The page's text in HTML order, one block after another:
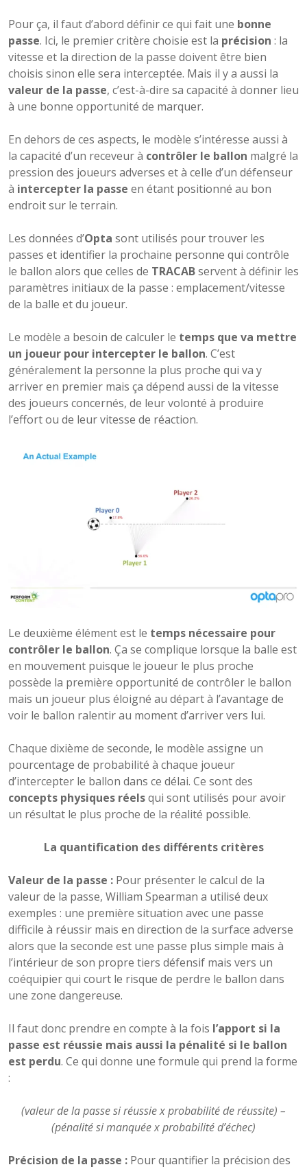
Pour ça, il faut d’abord définir ce qui fait une bonne
passe. Ici, le premier critère choisie est la précision : la
vitesse et la direction de la passe doivent être bien
choisis sinon elle sera interceptée. Mais il y a aussi la
valeur de la passe, c’est-à-dire sa capacité à donner lieu
à une bonne opportunité de marquer.
En dehors de ces aspects, le modèle s’intéresse aussi à
la capacité d’un receveur à contrôler le ballon malgré la
pression des joueurs adverses et à celle d’un défenseur
à intercepter la passe en étant positionné au bon
endroit sur le terrain.
Les données d’Opta sont utilisés pour trouver les
passes et identifier la prochaine personne qui contrôle
le ballon alors que celles de TRACABservent à définir les
paramètres initiaux de la passe : emplacement/vitesse
de la balle et du joueur.
Le modèle a besoin de calculer le temps que va mettre
un joueur pour intercepter le ballon. C’est
généralement la personne la plus proche qui va y
arriver en premier mais ça dépend aussi de la vitesse
des joueurs concernés, de leur volonté à produire
l’effort ou de leur vitesse de réaction.
Le deuxième élément est le temps nécessaire pour
contrôler le ballon. Ça se complique lorsque la balle est
en mouvement puisque le joueur le plus proche
possède la première opportunité de contrôler le ballon
mais un joueur plus éloigné au départ à l’avantage de
voir le ballon ralentir au moment d’arriver vers lui.
Chaque dixième de seconde, le modèle assigne un
pourcentage de probabilité à chaque joueur
d’intercepter le ballon dans ce délai. Ce sont des
concepts physiques réelsqui sont utilisés pour avoir
un résultat le plus proche de la réalité possible.
La quantification des différents critères
Valeur de la passe : Pour présenter le calcul de la
valeur de la passe, William Spearman a utilisé deux
exemples : une première situation avec une passe
difficile à réussir mais en direction de la surface adverse
alors que la seconde est une passe plus simple mais à
l’intérieur de son propre tiers défensif mais vers un
coéquipier qui court le risque de perdre le ballon dans
une zone dangereuse.
Il faut donc prendre en compte à la fois l’apport si la
passe est réussie mais aussi la pénalité si le ballon
est perdu. Ce qui donne une formule qui prend la forme
:
(valeur de la passe si réussie x probabilité de réussite) –
(pénalité si manquée x probabilité d’échec)
Précision de la passe : Pour quantifier la précision des